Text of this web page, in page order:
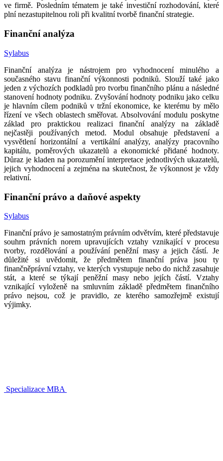
ve firmě. Posledním tématem je také investiční rozhodování, které
plní nezastupitelnou roli při kvalitní tvorbě finanční strategie.
Finanční analýza
Sylabus
Finanční analýza je nástrojem pro vyhodnocení minulého a
současného stavu finanční výkonnosti podniků. Slouží také jako
jeden z výchozích podkladů pro tvorbu finančního plánu a následné
stanovení hodnoty podniku. Zvyšování hodnoty podniku jako celku
je hlavním cílem podniků v tržní ekonomice, ke kterému by mělo
řízení ve všech oblastech směřovat. Absolvování modulu poskytne
základ pro praktickou realizaci finanční analýzy na základě
nejčastěji používaných metod. Modul obsahuje představení a
vysvětlení horizontální a vertikální analýzy, analýzy pracovního
kapitálu, poměrových ukazatelů a ekonomické přidané hodnoty.
Důraz je kladen na porozumění interpretace jednotlivých ukazatelů,
jejich vyhodnocení a zejména na skutečnost, že výkonnost je vždy
relativní.
Finanční právo a daňové aspekty
Sylabus
Finanční právo je samostatným právním odvětvím, které představuje
souhrn právních norem upravujících vztahy vznikající v procesu
tvorby, rozdělování a používání peněžní masy a jejich částí. Je
důležité si uvědomit, že předmětem finanční práva jsou ty
finančněprávní vztahy, ve kterých vystupuje nebo do nichž zasahuje
stát, a které se týkají peněžní masy nebo jejích částí. Vztahy
vznikající vyloženě na smluvním základě předmětem finančního
právo nejsou, což je pravidlo, ze kterého samozřejmě existují
výjimky.
Specializace MBA